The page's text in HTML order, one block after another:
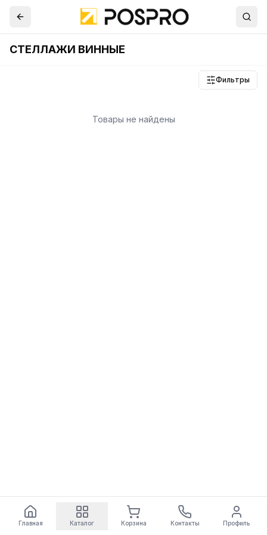
СТЕЛЛАЖИ ВИННЫЕ
Фильтры
Товары не найдены
Главная Каталог Корзина Контакты Профиль